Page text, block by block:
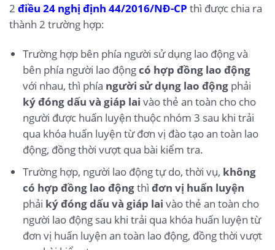
2 điều 24 nghị định 44/2016/NĐ-CP thì được chia ra
thành 2 trường hợp:
Trường hợp bên phía người sử dụng lao động và
bên phía người lao độngcó hợp đồng lao động
với nhau, thì phía người sử dụng lao độngphải
ký đóng dấu và giáp lai vào thẻ an toàn cho cho
người được huấn luyện thuộc nhóm 3 sau khi trải
qua khóa huấn luyện từ đơn vị đào tạo an toàn lao
động, đồng thời vượt qua bài kiểm tra.
Trường hợp, người lao động tự do, thời vụ, không
có hợp đồng lao độngthì đơn vị huấn luyện
phải ký đóng dấu và giáp lai vào thẻ an toàn cho
người lao động sau khi trải qua khóa huấn luyện từ
đơn vị huấn luyện an toàn lao động, đồng thời vượt